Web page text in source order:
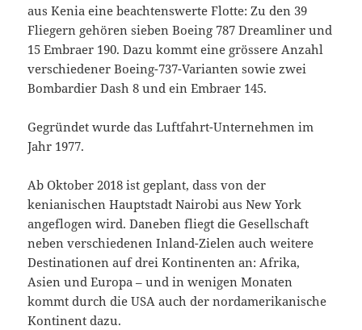
aus Kenia eine beachtenswerte Flotte: Zu den 39
Fliegern gehören sieben Boeing 787 Dreamliner und
15 Embraer 190. Dazu kommt eine grössere Anzahl
verschiedener Boeing-737-Varianten sowie zwei
Bombardier Dash 8 und ein Embraer 145.
Gegründet wurde das Luftfahrt-Unternehmen im
Jahr 1977.
Ab Oktober 2018 ist geplant, dass von der
kenianischen Hauptstadt Nairobi aus New York
angeflogen wird. Daneben fliegt die Gesellschaft
neben verschiedenen Inland-Zielen auch weitere
Destinationen auf drei Kontinenten an: Afrika,
Asien und Europa – und in wenigen Monaten
kommt durch die USA auch der nordamerikanische
Kontinent dazu.